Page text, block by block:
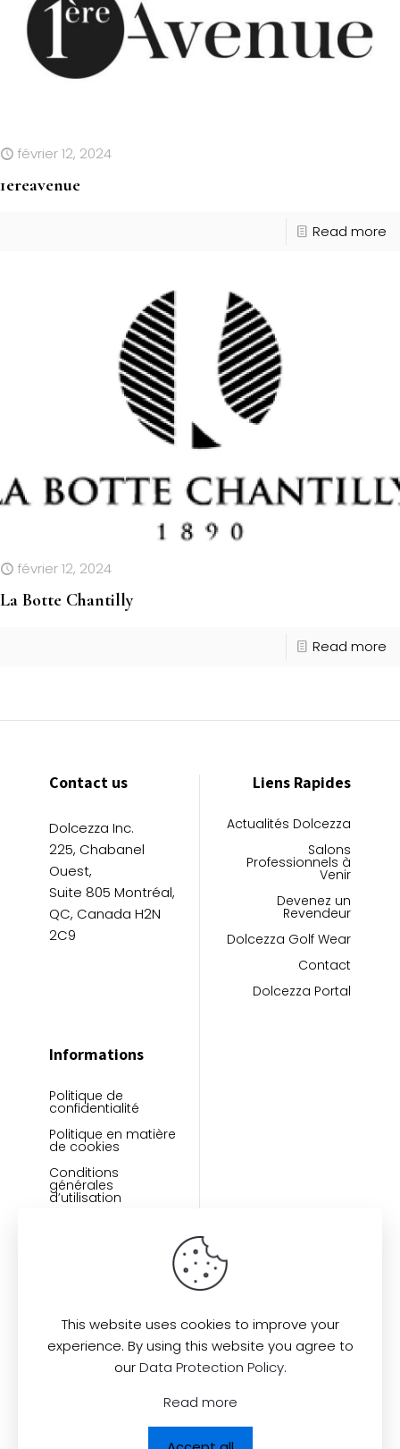
février 12, 2024
1ereavenue
Read more
février 12, 2024
La Botte Chantilly
Read more
Contact us
Dolcezza Inc.
225, Chabanel
Ouest,
Suite 805 Montréal,
QC, Canada H2N
2C9
Liens Rapides
Actualités Dolcezza
Salons
Professionnels à
Venir
Devenez un
Revendeur
Dolcezza Golf Wear
Contact
Dolcezza Portal
Informations
Politique de
confidentialité
Politique en matière
de cookies
Conditions
générales
d’utilisation
Find us here:
This website uses cookies to improve your
experience. By using this website you agree to
ourData Protection Policy.
Read more